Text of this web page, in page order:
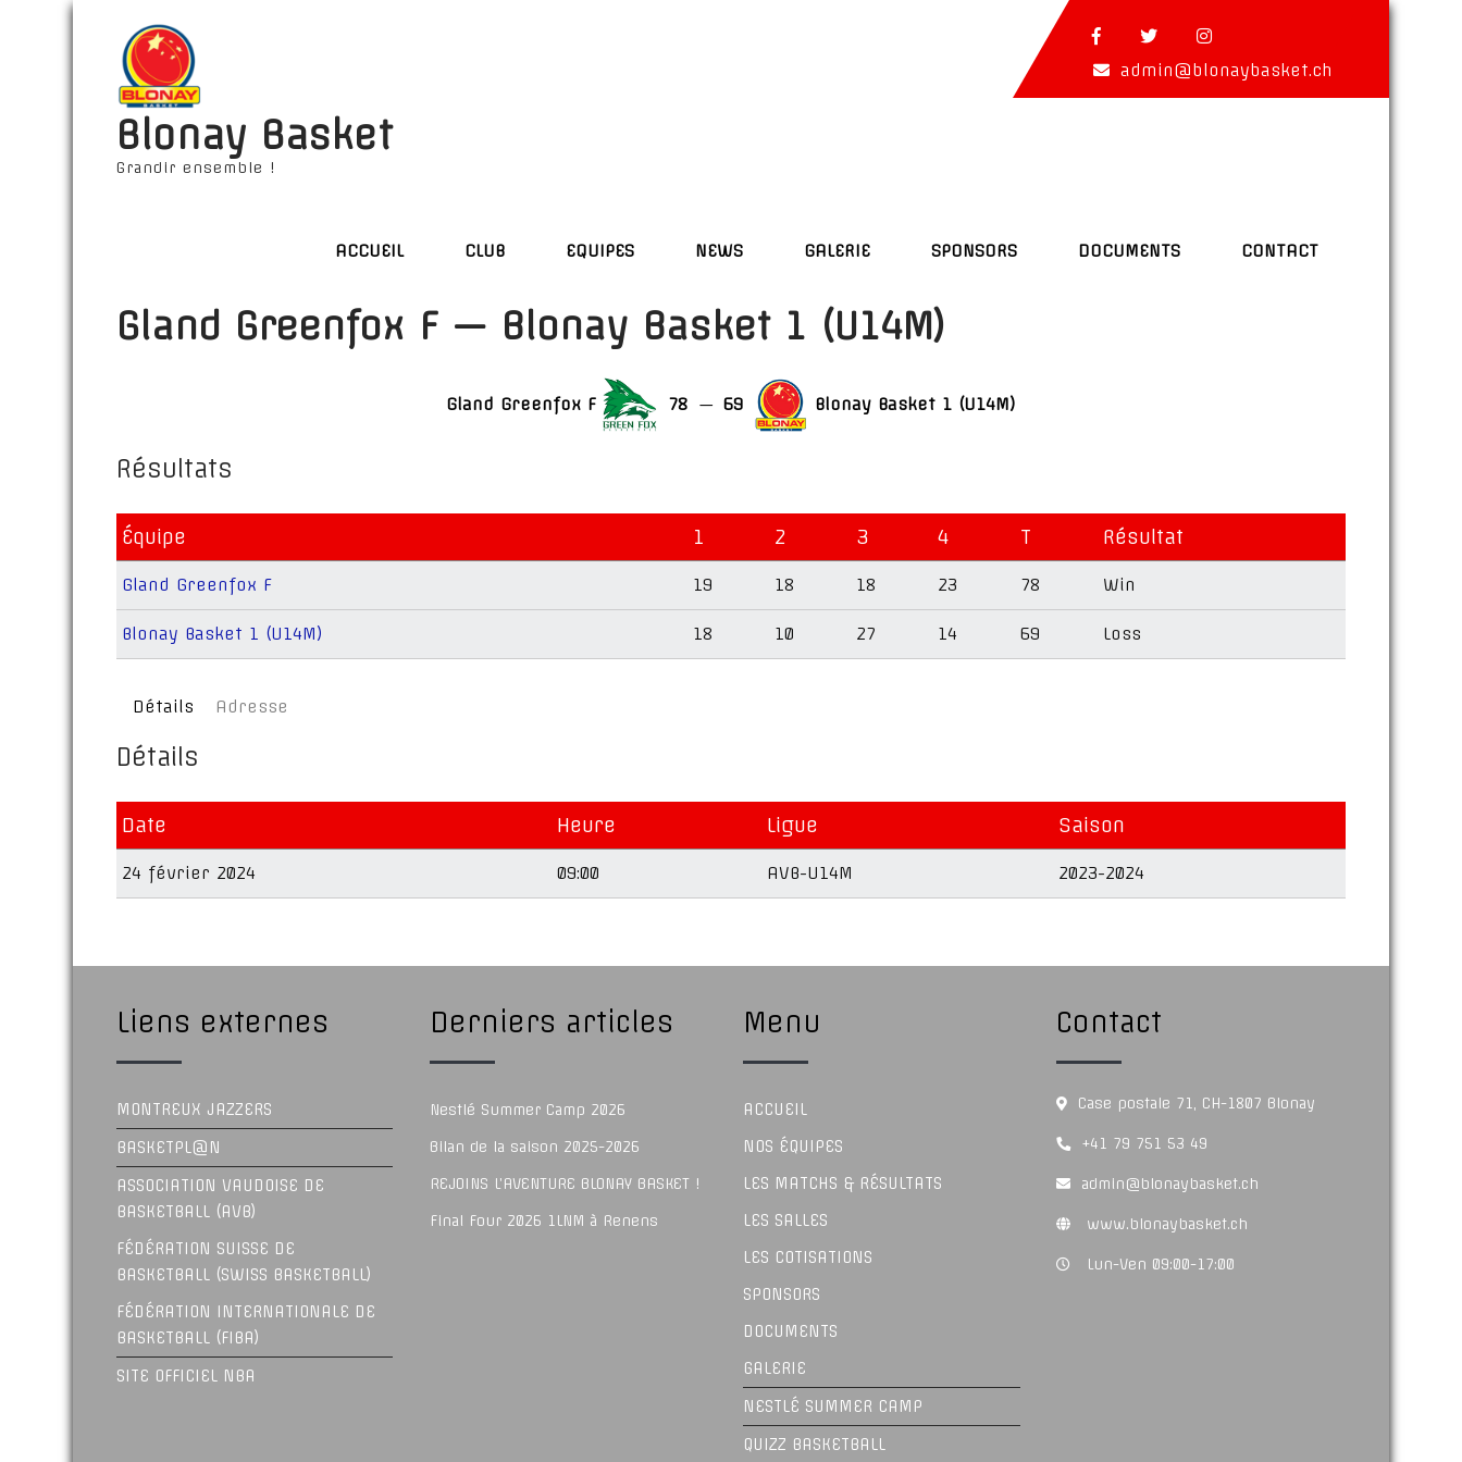
Blonay Basket
Grandir ensemble !
admin@blonaybasket.ch
ACCUEIL CLUB EQUIPES NEWS GALERIE SPONSORS DOCUMENTS CONTACT
Gland Greenfox F — Blonay Basket 1 (U14M)
Gland Greenfox F 78 — 69 Blonay Basket 1 (U14M)
Résultats
Équipe 1 2 3 4 T Résultat
Gland Greenfox F 19 18 18 23 78 Win
Blonay Basket 1 (U14M) 18 10 27 14 69 Loss
Détails Adresse
Détails
Date Heure Ligue Saison
24 février 2024 09:00 AVB-U14M 2023-2024
Liens externes
MONTREUX JAZZERS
BASKETPL@N
ASSOCIATION VAUDOISE DE
BASKETBALL (AVB)
FÉDÉRATION SUISSE DE
BASKETBALL (SWISS BASKETBALL)
FÉDÉRATION INTERNATIONALE DE
BASKETBALL (FIBA)
SITE OFFICIEL NBA
Derniers articles
Nestlé Summer Camp 2026
Bilan de la saison 2025-2026
REJOINS L’AVENTURE BLONAY BASKET !
Final Four 2026 1LNM à Renens
Menu
ACCUEIL
NOS ÉQUIPES
LES MATCHS & RÉSULTATS
LES SALLES
LES COTISATIONS
SPONSORS
DOCUMENTS
GALERIE
NESTLÉ SUMMER CAMP
QUIZZ BASKETBALL
Contact
Case postale 71, CH-1807 Blonay
+41 79 751 53 49
admin@blonaybasket.ch
www.blonaybasket.ch
Lun-Ven 09:00-17:00